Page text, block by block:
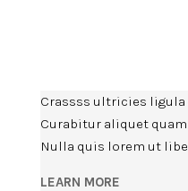
Crassss ultricies ligula
Curabitur aliquet
Nulla quis lorem ut
LEARN MORE